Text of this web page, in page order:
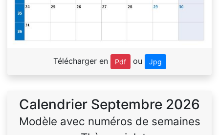
Télécharger en Pdf ou Jpg
Calendrier Septembre 2026
Modèle avec numéros de semaines